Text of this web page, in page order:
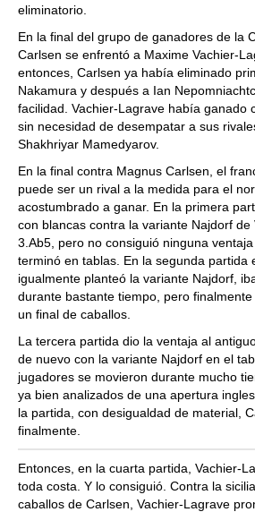
eliminatorio.
En la final del grupo de ganadores de la
Carlsen se enfrentó a Maxime Vachier-
entonces, Carlsen ya había eliminado
Nakamura y después a Ian
facilidad. Vachier-Lagrave había ganado
sin necesidad de desempatar a sus
Shakhriyar Mamedyarov.
En la final contra Magnus Carlsen, el
puede ser un rival a la medida para el
acostumbrado a ganar. En la primera
con blancas contra la variante Najdorf de
3.Ab5, pero no consiguió ninguna
terminó en tablas. En la segunda partida
igualmente planteó la variante Najdorf,
durante bastante tiempo, pero
un final de caballos.
La tercera partida dio la ventaja al
de nuevo con la variante Najdorf en el
jugadores se movieron durante mucho
ya bien analizados de una apertura
la partida, con desigualdad de material,
finalmente.
Entonces, en la cuarta partida, Vachier-
toda costa. Y lo consiguió. Contra la
caballos de Carlsen, Vachier-Lagrave